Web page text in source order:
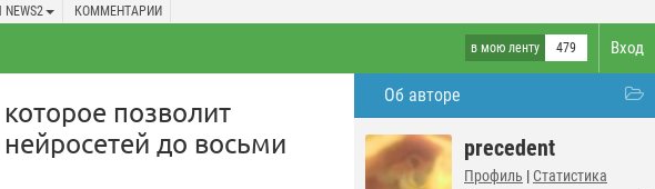
КОММЕНТАРИИ
Вход
в мою ленту 479
Об авторе
precedent
Профиль | Статистика
позволит
до восьми